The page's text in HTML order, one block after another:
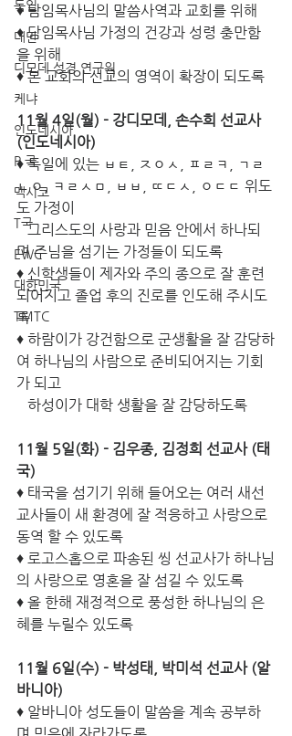
독일
대만
디모데 성경 연구원
케냐
인도네시아
P 국
멕시코
T국
EWC
대한민국
TMTC
♦ 담임목사님의 말씀사역과 교회를 위해
♦ 담임목사님 가정의 건강과 성령 충만함
을 위해
♦ 본 교회의 선교의 영역이 확장이 되도록
11월 4일(월) - 강디모데, 손수희 선교사
(인도네시아)
♦ 독일에 있는 ㅂㅌ, ㅈㅇㅅ, ㅍㄹㅋ, ㄱㄹ
ㄴㅇ, ㅋㄹㅅㅁ, ㅂㅂ, ㄸㄷㅅ, ㅇㄷㄷ 위도
도 가정이
   그리스도의 사랑과 믿음 안에서 하나되
며 주님을 섬기는 가정들이 되도록
♦ 신학생들이 제자와 주의 종으로 잘 훈련
되어지고 졸업 후의 진로를 인도해 주시도
록
♦ 하람이가 강건함으로 군생활을 잘 감당하
여 하나님의 사람으로 준비되어지는 기회
가 되고
   하성이가 대학 생활을 잘 감당하도록
11월 5일(화) - 김우종, 김정희 선교사 (태
국)
♦ 태국을 섬기기 위해 들어오는 여러 새선
교사들이 새 환경에 잘 적응하고 사랑으로
동역 할 수 있도록
♦ 로고스홉으로 파송된 씽 선교사가 하나님
의 사랑으로 영혼을 잘 섬길 수 있도록
♦ 올 한해 재정적으로 풍성한 하나님의 은
혜를 누릴수 있도록
11월 6일(수) - 박성태, 박미석 선교사 (알
바니아)
♦ 알바니아 성도들이 말씀을 계속 공부하